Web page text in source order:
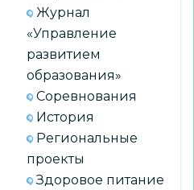
Журнал
«Управление
развитием
образования»
Соревнования
История
Региональные
проекты
Здоровое питание